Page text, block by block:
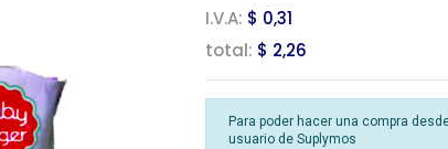
I.V.A: $ 0,31
total: $ 2,26
Para poder hacer una compra
usuario de Suplymos